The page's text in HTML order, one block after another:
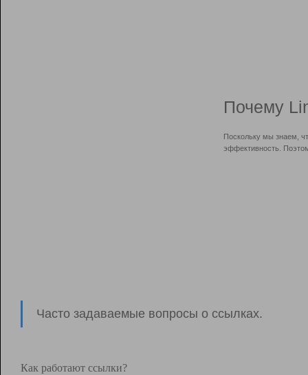
Почему
Поскольку мы знаем,
эффективность.
Часто задаваемые вопросы о ссылках.
Как работают ссылки?